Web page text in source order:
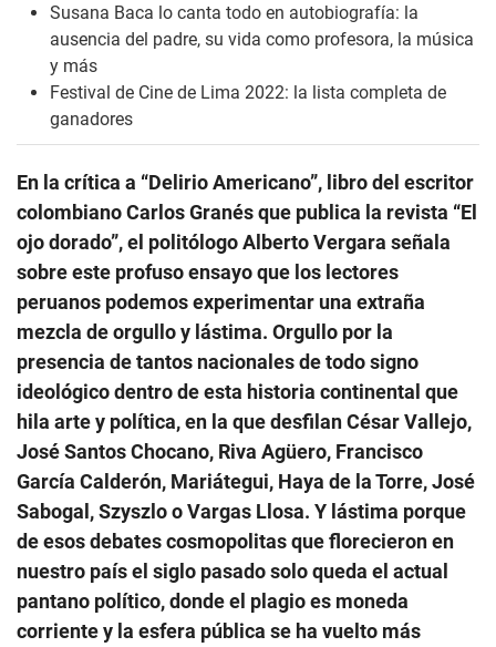
Susana Baca lo canta todo en autobiografía: la
ausencia del padre, su vida como profesora, la música
y más
Festival de Cine de Lima 2022: la lista completa de
ganadores
En la crítica a “Delirio Americano”, libro del escritor
colombiano Carlos Granés que publica la revista “El
ojo dorado”, el politólogo Alberto Vergara señala
sobre este profuso ensayo que los lectores
peruanos podemos experimentar una extraña
mezcla de orgullo y lástima. Orgullo por la
presencia de tantos nacionales de todo signo
ideológico dentro de esta historia continental que
hila arte y política, en la que desfilan César Vallejo,
José Santos Chocano, Riva Agüero, Francisco
García Calderón, Mariátegui, Haya de la Torre, José
Sabogal, Szyszlo o Vargas Llosa. Y lástima porque
de esos debates cosmopolitas que florecieron en
nuestro país el siglo pasado solo queda el actual
pantano político, donde el plagio es moneda
corriente y la esfera pública se ha vuelto más